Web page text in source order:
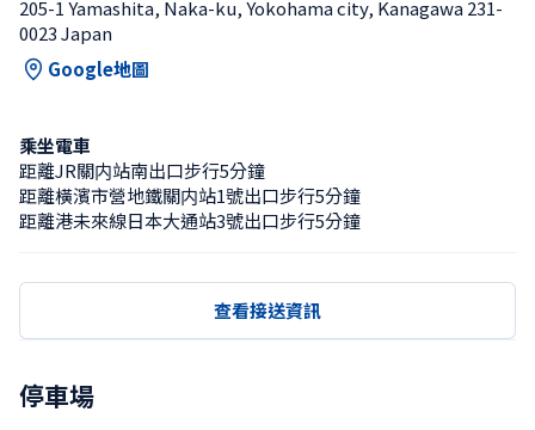
205-1 Yamashita, Naka-ku, Yokohama city, Kanagawa 231-
0023 Japan
Google地圖
乘坐電車
距離JR關内站南出口步行5分鐘
距離橫濱市營地鐵關内站1號出口步行5分鐘
距離港未來線日本大通站3號出口步行5分鐘
查看接送資訊
停車場